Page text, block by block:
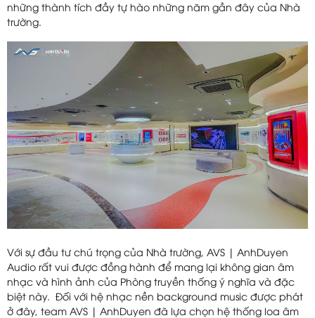
những thành tích đầy tự hào những năm gần đây của Nhà
trường.
Với sự đầu tư chú trọng của Nhà trường, AVS | AnhDuyen
Audio rất vui được đồng hành để mang lại không gian âm
nhạc và hình ảnh của Phòng truyền thống ý nghĩa và đặc
biệt này. Đối với hệ nhạc nền background music được phát
ở đây, team AVS | AnhDuyen đã lựa chọn hệ thống loa âm